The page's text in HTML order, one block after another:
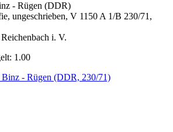
- Rügen (DDR)
ungeschrieben, V 1150 A 1/B 230/71,
i. V.
1.00